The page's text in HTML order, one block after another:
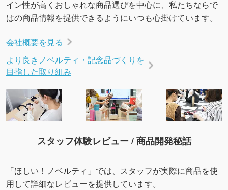
イン性が高くおしゃれな商品選びを中心に、私たちならで
はの商品情報を提供できるようにいつも心掛けています。
会社概要を見る
より良きノベルティ・記念品づくりを
目指した取り組み
スタッフ体験レビュー / 商品開発秘話
「ほしい！ノベルティ」では、スタッフが実際に商品を使
用して詳細なレビューを提供しています。